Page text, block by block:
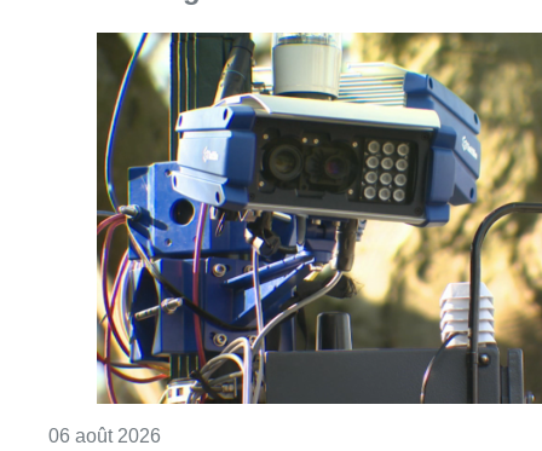
06 août 2026 Consulter l'article "Un marathon de
Le trafic ferroviaire adapté à
Bruxelles du 8 au 29 août pour des
travaux à Bockstael